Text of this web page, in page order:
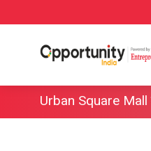
Urban Square Mall